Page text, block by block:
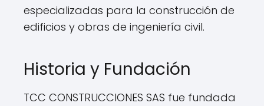
especializadas para la construcción de
edificios y obras de ingeniería civil.
Historia y Fundación
TCC CONSTRUCCIONES SAS fue fundada